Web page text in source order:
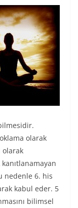
olarak
olarak
nedenle 6. his
kabul eder. 5
bilimsel